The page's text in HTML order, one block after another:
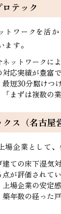
テック
トワークを活
す。
ネットワークに
応実績が豊富で
最短30分駆けつ
「まずは複数の
ス（名古屋
場企業として
建ての床下湿気
が評価されてい
上場企業の安定
築年数の経った